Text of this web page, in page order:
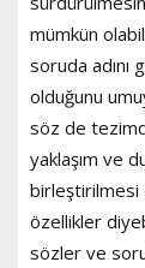
mümkün
soruda adını
olduğunu
söz de
yaklaşım ve
özellikler
sözler ve